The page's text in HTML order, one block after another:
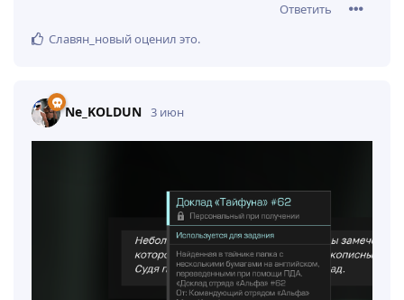
Ответить
Славян_новыйоценил это.
Ne_KOLDUN 3 июн